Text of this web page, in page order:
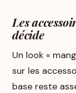
Les
décide
Un look «
sur les
base reste